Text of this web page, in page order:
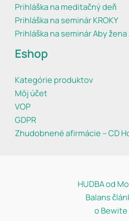
Prihláška na meditačný deň
Prihláška na seminár KROKY
Prihláška na seminár Aby
Eshop
Kategórie produktov
Môj účet
VOP
GDPR
Zhudobnené afirmácie – CD
HUDBA od
Balans
o Bewite